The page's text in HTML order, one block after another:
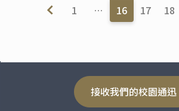
1 … 16 17 18
接收我們的校園通迅